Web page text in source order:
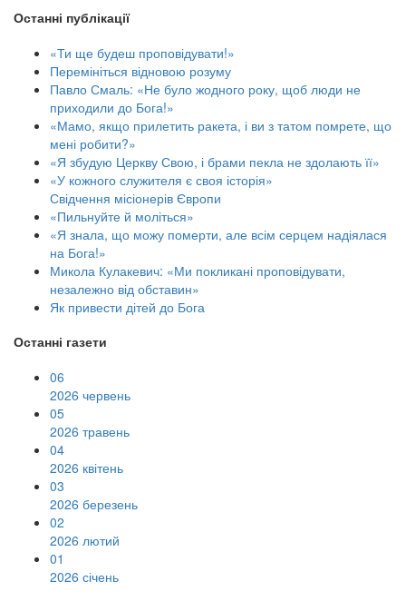
Останні публікації
«Ти ще будеш проповідувати!»
Перемініться відновою розуму
Павло Смаль: «Не було жодного року, щоб люди не
приходили до Бога!»
«Мамо, якщо прилетить ракета, і ви з татом помрете, що
мені робити?»
«Я збудую Церкву Свою, і брами пекла не здолають її»
«У кожного служителя є своя історія»
Свідчення місіонерів Європи
«Пильнуйте й моліться»
«Я знала, що можу померти, але всім серцем надіялася
на Бога!»
Микола Кулакевич: «Ми покликані проповідувати,
незалежно від обставин»
Як привести дітей до Бога
Останні газети
06
2026 червень
05
2026 травень
04
2026 квітень
03
2026 березень
02
2026 лютий
01
2026 січень